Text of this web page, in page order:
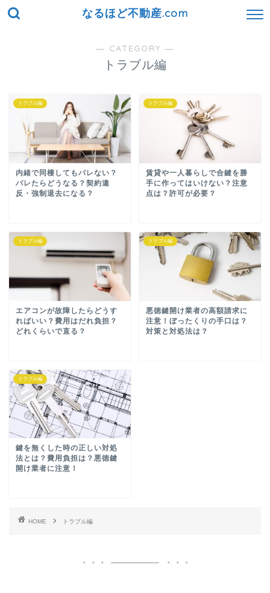
なるほど不動産.com
― CATEGORY ―
トラブル編
トラブル編
内緒で同棲してもバレない？
バレたらどうなる？契約違
反・強制退去になる？
トラブル編
賃貸や一人暮らしで合鍵を勝
手に作ってはいけない？注意
点は？許可が必要？
トラブル編
エアコンが故障したらどうす
ればいい？費用はだれ負担？
どれくらいで直る？
トラブル編
悪徳鍵開け業者の高額請求に
注意！ぼったくりの手口は？
対策と対処法は？
トラブル編
鍵を無くした時の正しい対処
法とは？費用負担は？悪徳鍵
開け業者に注意！
HOME トラブル編